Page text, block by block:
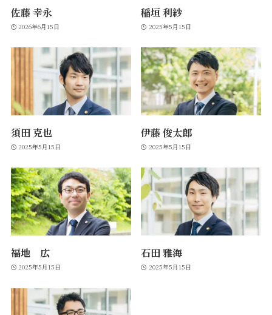
佐藤 幸永
2026年6月15日
稲垣 利紗
2025年5月15日
須田 克也
2025年5月15日
伊藤 俊太郎
2025年5月15日
福地 広
2025年5月15日
石田 雅海
2025年5月15日